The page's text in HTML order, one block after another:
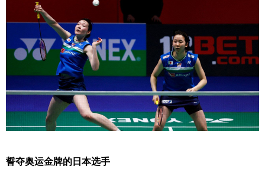
繁體字
Français
Español
العربية
政治外交
社会
誓夺奥运金牌的日本选手